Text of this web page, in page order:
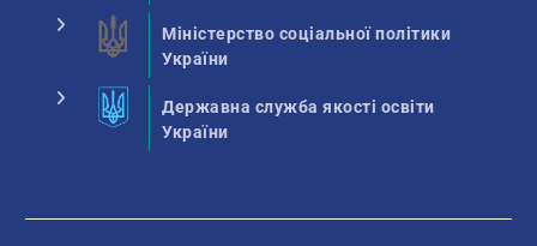
Міністерство соціальної політики
України
Державна служба якості освіти
України